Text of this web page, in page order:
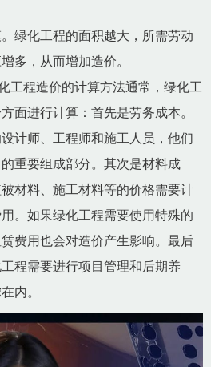
绿化工程的面积越大，所需劳动
多，从而增加造价。
工程造价的计算方法通常，绿化工
面进行计算：首先是劳务成本。
计师、工程师和施工人员，他们
重要组成部分。其次是材料成
材料、施工材料等的价格需要计
。如果绿化工程需要使用特殊的
费用也会对造价产生影响。最后
程需要进行项目管理和后期养
内。